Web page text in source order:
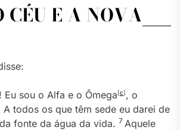
CÉU E A NOVA
sou o Alfa e o Ômega[c], o
todos os que têm sede eu darei de
fonte da água da vida. 7 Aquele